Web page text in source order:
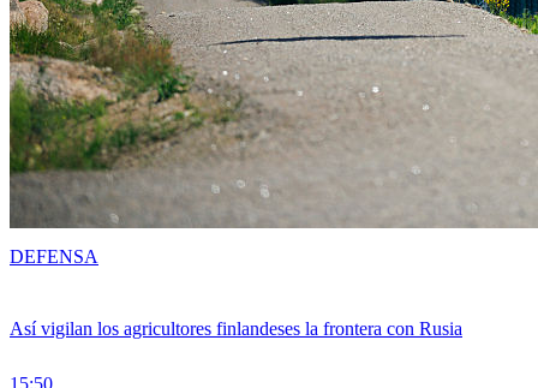
Así vigilan los agricultores finlandeses la frontera con Rusia
DEFENSA